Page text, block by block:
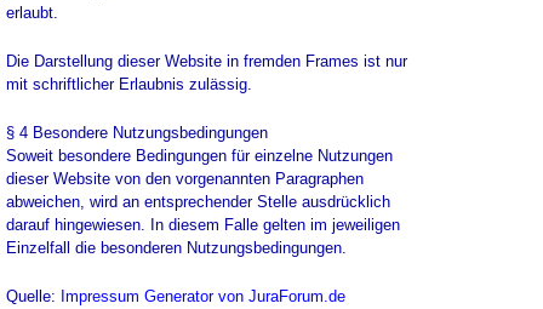
erlaubt.
Die Darstellung dieser Website in fremden Frames ist nur
mit schriftlicher Erlaubnis zulässig.
§ 4 Besondere Nutzungsbedingungen
Soweit besondere Bedingungen für einzelne Nutzungen
dieser Website von den vorgenannten Paragraphen
abweichen, wird an entsprechender Stelle ausdrücklich
darauf hingewiesen. In diesem Falle gelten im jeweiligen
Einzelfall die besonderen Nutzungsbedingungen.
Quelle: Impressum Generator von JuraForum.de